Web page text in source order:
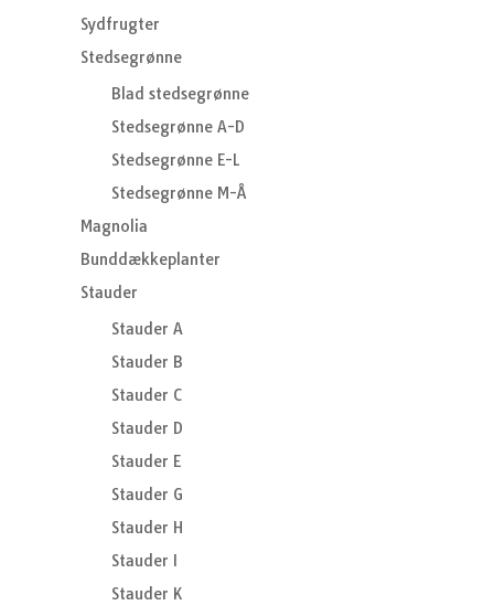
Sydfrugter
Stedsegrønne
Blad stedsegrønne
Stedsegrønne A-D
Stedsegrønne E-L
Stedsegrønne M-Å
Magnolia
Bunddækkeplanter
Stauder
Stauder A
Stauder B
Stauder C
Stauder D
Stauder E
Stauder G
Stauder H
Stauder I
Stauder K